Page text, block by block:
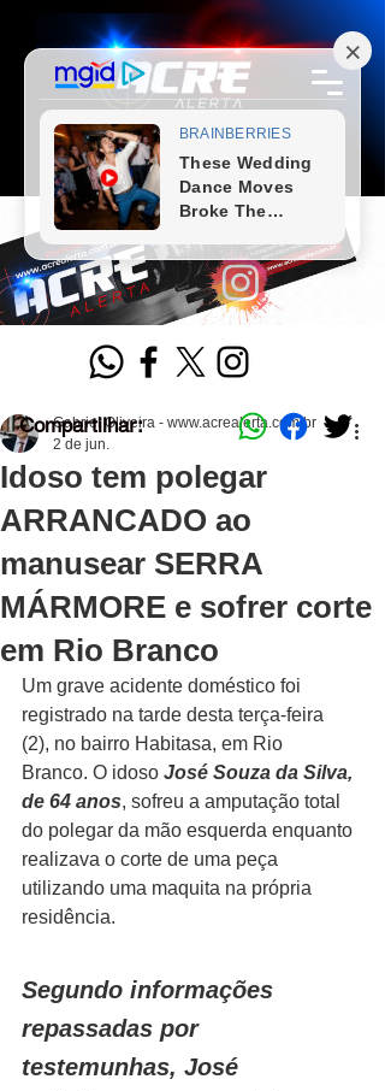
Idoso tem polegar
ARRANCADO ao
manusear SERRA
MÁRMORE e sofrer corte
em Rio Branco
Gabriel Oliveira - www.acrealerta.com.br
2 de jun.
Um grave acidente doméstico foi
registrado na tarde desta terça-feira
(2), no bairro Habitasa, em Rio
Branco. O idoso José Souza da Silva,
de 64 anos, sofreu a amputação total
do polegar da mão esquerda enquanto
realizava o corte de uma peça
utilizando uma maquita na própria
residência.
Segundo informações
repassadas por
testemunhas, José
Compartilhar: